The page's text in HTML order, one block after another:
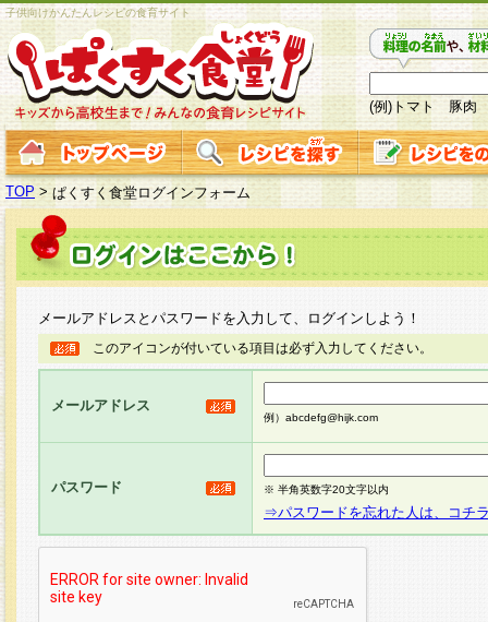
子供向けかんたんレシピの食育サイト
(例)トマト 豚肉
TOP > ぱくすく食堂ログインフォーム
メールアドレスとパスワードを入力して、ログインしよう！
このアイコンが付いている項目は必ず入力してください。
メールアドレス
例）abcdefg@hijk.com
パスワード ※ 半角英数字20文字以内
⇒パスワードを忘れた人は、コチ